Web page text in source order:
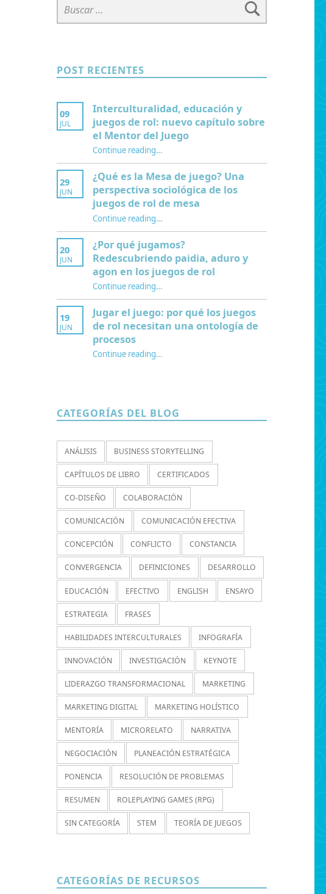
POST RECIENTES
09
JUL
Interculturalidad, educación y
juegos de rol: nuevo capítulo sobre
el Mentor del Juego
Continue reading“Interculturalidad, educación y juegos de rol: nuevo capítulo sobre el Mentor del Juego”
…
29
JUN
¿Qué es la Mesa de juego? Una
perspectiva sociológica de los
juegos de rol de mesa
Continue reading“¿Qué es la Mesa de juego? Una perspectiva sociológica de los juegos de rol de mesa”
…
20
JUN
¿Por qué jugamos?
Redescubriendo paidia, aduro y
agon en los juegos de rol
Continue reading“¿Por qué jugamos? Redescubriendo paidia, aduro y agon en los juegos de rol”
…
19
JUN
Jugar el juego: por qué los juegos
de rol necesitan una ontología de
procesos
Continue reading“Jugar el juego: por qué los juegos de rol necesitan una ontología de procesos”
…
CATEGORÍAS DEL BLOG
ANÁLISIS BUSINESS STORYTELLING
CAPÍTULOS DE LIBRO CERTIFICADOS
CO-DISEÑO COLABORACIÓN
COMUNICACIÓN COMUNICACIÓN EFECTIVA
CONCEPCIÓN CONFLICTO CONSTANCIA
CONVERGENCIA DEFINICIONES DESARROLLO
EDUCACIÓN EFECTIVO ENGLISH ENSAYO
ESTRATEGIA FRASES
HABILIDADES INTERCULTURALES INFOGRAFÍA
INNOVACIÓN INVESTIGACIÓN KEYNOTE
LIDERAZGO TRANSFORMACIONAL MARKETING
MARKETING DIGITAL MARKETING HOLÍSTICO
MENTORÍA MICRORELATO NARRATIVA
NEGOCIACIÓN PLANEACIÓN ESTRATÉGICA
PONENCIA RESOLUCIÓN DE PROBLEMAS
RESUMEN ROLEPLAYING GAMES (RPG)
SIN CATEGORÍA STEM TEORÍA DE JUEGOS
CATEGORÍAS DE RECURSOS